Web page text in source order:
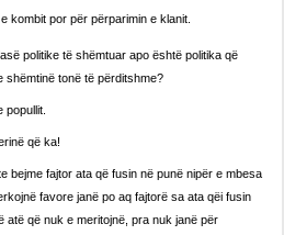
kombit por për përparimin e klanit.
politike të shëmtuar apo është politika që
shëmtinë tonë të përditshme?
popullit.
që ka!
bejme fajtor ata që fusin në punë nipër e mbesa
favore janë po aq fajtorë sa ata qëi fusin
atë që nuk e meritojnë, pra nuk janë për